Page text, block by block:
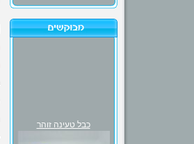
כבל טעינה זוהר